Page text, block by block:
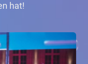
hat!